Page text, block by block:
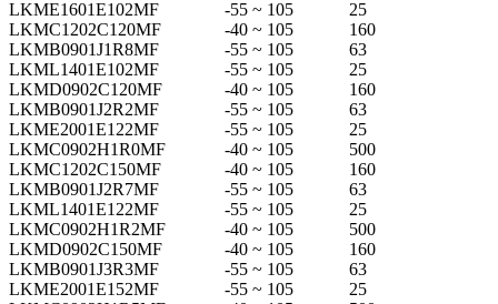
LKME1601E102MF
-55 ~ 105
25
LKMC1202C120MF
-40 ~ 105
160
LKMB0901J1R8MF
-55 ~ 105
63
LKML1401E102MF
-55 ~ 105
25
LKMD0902C120MF
-40 ~ 105
160
LKMB0901J2R2MF
-55 ~ 105
63
LKME2001E122MF
-55 ~ 105
25
LKMC0902H1R0MF
-40 ~ 105
500
LKMC1202C150MF
-40 ~ 105
160
LKMB0901J2R7MF
-55 ~ 105
63
LKML1401E122MF
-55 ~ 105
25
LKMC0902H1R2MF
-40 ~ 105
500
LKMD0902C150MF
-40 ~ 105
160
LKMB0901J3R3MF
-55 ~ 105
63
LKME2001E152MF
-55 ~ 105
25